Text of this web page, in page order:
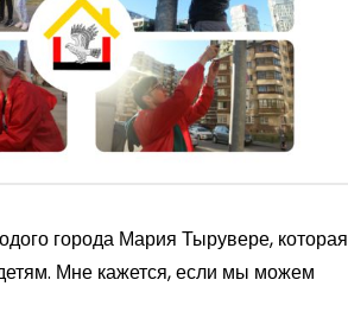
города Мария Тырувере, которая
Мне кажется, если мы можем